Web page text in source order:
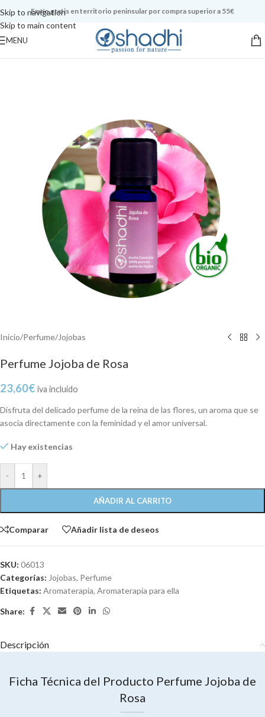
Skip to navigation
Skip to main content
Envío gratis en territorio peninsular por compra superior a 55€
MENU
Inicio/Perfume/Jojobas
Perfume Jojoba de Rosa
23,60€ iva incluido
Disfruta del delicado perfume de la reina de las flores, un aroma que se
asocia directamente con la feminidad y el amor universal.
Hay existencias
- +
AÑADIR AL CARRITO
Comparar Añadir lista de deseos
SKU: 06013
Categorías: Jojobas, Perfume
Etiquetas: Aromaterapia, Aromaterapia para ella
Share:
Descripción
Ficha Técnica del Producto Perfume Jojoba de
Rosa